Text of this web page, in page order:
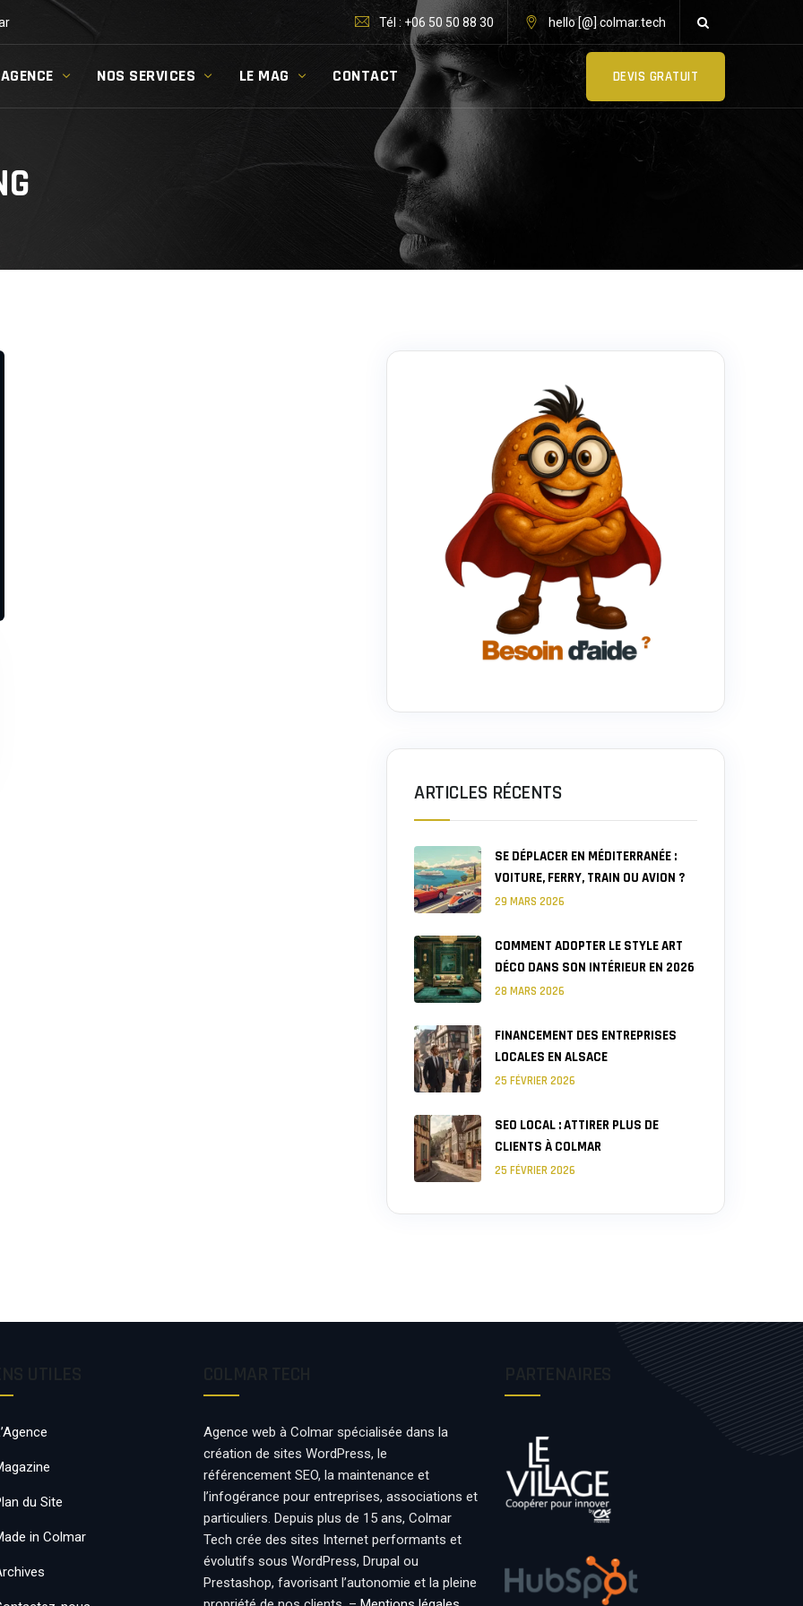
Tél : +06 50 50 88 30 hello [@] colmar.tech
NOS SERVICES LE MAG CONTACT DEVIS GRATUIT
ARTICLES RÉCENTS
SE DÉPLACER EN MÉDITERRANÉE :
VOITURE, FERRY, TRAIN OU AVION ?
29 MARS 2026
COMMENT ADOPTER LE STYLE ART
DÉCO DANS SON INTÉRIEUR EN 2026
28 MARS 2026
FINANCEMENT DES ENTREPRISES
LOCALES EN ALSACE
25 FÉVRIER 2026
SEO LOCAL : ATTIRER PLUS DE
CLIENTS À COLMAR
25 FÉVRIER 2026
du Site
in Colmar
Agence web à Colmar spécialisée dans la
création de sites WordPress, le
référencement SEO, la maintenance et
l’infogérance pour entreprises, associations et
particuliers. Depuis plus de 15 ans, Colmar
Tech crée des sites Internet performants et
évolutifs sous WordPress, Drupal ou
Prestashop, favorisant l’autonomie et la pleine